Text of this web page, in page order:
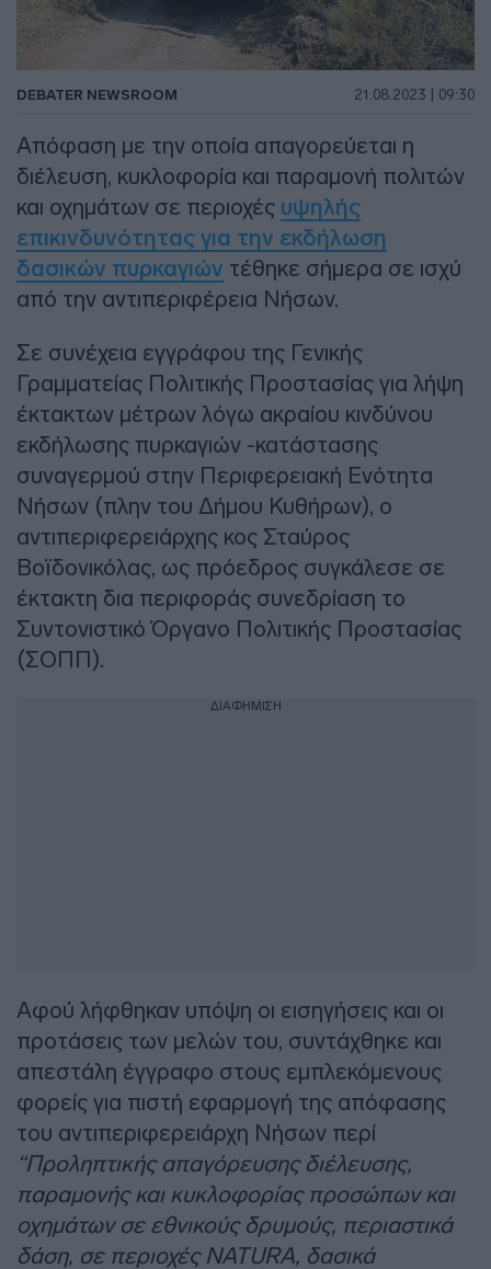
DEBATER NEWSROOM 21.08.2023 | 09:30
Απόφαση με την οποία απαγορεύεται η
διέλευση, κυκλοφορία και παραμονή πολιτών
και οχημάτων σε περιοχές υψηλής
επικινδυνότητας για την εκδήλωση
δασικών πυρκαγιών τέθηκε σήμερα σε ισχύ
από την αντιπεριφέρεια Νήσων.
Σε συνέχεια εγγράφου της Γενικής
Γραμματείας Πολιτικής Προστασίας για λήψη
έκτακτων μέτρων λόγω ακραίου κινδύνου
εκδήλωσης πυρκαγιών -κατάστασης
συναγερμού στην Περιφερειακή Ενότητα
Νήσων (πλην του Δήμου Κυθήρων), ο
αντιπεριφερειάρχης κος Σταύρος
Βοϊδονικόλας, ως πρόεδρος συγκάλεσε σε
έκτακτη δια περιφοράς συνεδρίαση το
Συντονιστικό Όργανο Πολιτικής Προστασίας
(ΣΟΠΠ).
ΔΙΑΦΗΜΙΣΗ
Αφού λήφθηκαν υπόψη οι εισηγήσεις και οι
προτάσεις των μελών του, συντάχθηκε και
απεστάλη έγγραφο στους εμπλεκόμενους
φορείς για πιστή εφαρμογή της απόφασης
του αντιπεριφερειάρχη Νήσων περί
“Προληπτικής απαγόρευσης διέλευσης,
παραμονής και κυκλοφορίας προσώπων και
οχημάτων σε εθνικούς δρυμούς, περιαστικά
δάση, σε περιοχές NATURA, δασικά